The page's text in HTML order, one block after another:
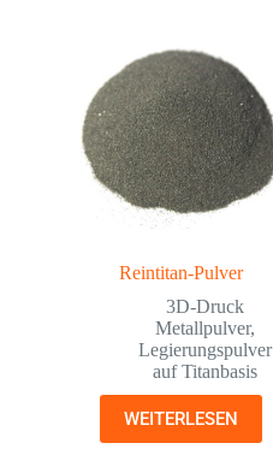
Reintitan-Pulver
3D-Druck
Metallpulver,
Legierungspulver
auf Titanbasis
WEITERLESEN